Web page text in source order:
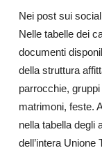
Nei post sui
Nelle tabelle dei
documenti
della struttura
parrocchie,
matrimoni, feste.
nella tabella degli
dell’intera Unione